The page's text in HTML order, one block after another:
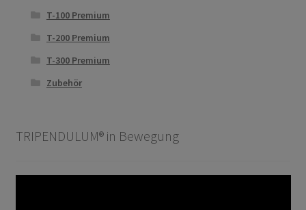
T-100 Premium
T-200 Premium
T-300 Premium
Zubehör
TRIPENDULUM® in Bewegung